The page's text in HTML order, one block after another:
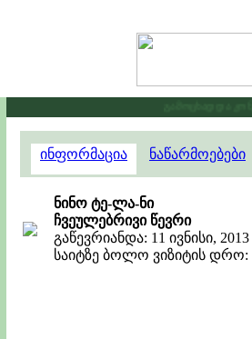
ინფორმაცია ნაწარმოებები
ნინო ტე-ლა-ნი
ჩვეულებრივი წევრი
გაწევრიანდა: 11 ივნისი, 2013
საიტზე ბოლო ვიზიტის დრო: